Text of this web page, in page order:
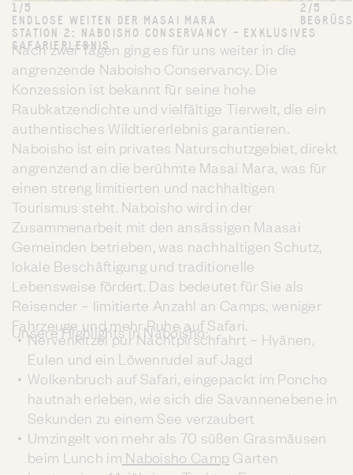
1/5
ENDLOSE WEITEN DER MASAI MARA
2/5
STATION 2: NABOISHO CONSERVANCY – EXKLUSIVES
SAFARIERLEBNIS
Nach zwei Tagen ging es für uns weiter in die
angrenzende Naboisho Conservancy. Die
Konzession ist bekannt für seine hohe
Raubkatzendichte und vielfältige Tierwelt, die ein
authentisches Wildtiererlebnis garantieren.
Naboisho ist ein privates Naturschutzgebiet, direkt
angrenzend an die berühmte Masai Mara, was für
einen streng limitierten und nachhaltigen
Tourismus steht. Naboisho wird in der
Zusammenarbeit mit den ansässigen Maasai
Gemeinden betrieben, was nachhaltigen Schutz,
lokale Beschäftigung und traditionelle
Lebensweise fördert. Das bedeutet für Sie als
Reisender – limitierte Anzahl an Camps, weniger
Fahrzeuge und mehr Ruhe auf Safari.
Unsere Highlights in Naboisho:
Nervenkitzel pur Nachtpirschfahrt – Hyänen,
Eulen und ein Löwenrudel auf Jagd
Wolkenbruch auf Safari, eingepackt im Poncho
hautnah erleben, wie sich die Savannenebene in
Sekunden zu einem See verzaubert
Umzingelt von mehr als 70 süßen Grasmäusen
beim Lunch im Naboisho Camp Garten